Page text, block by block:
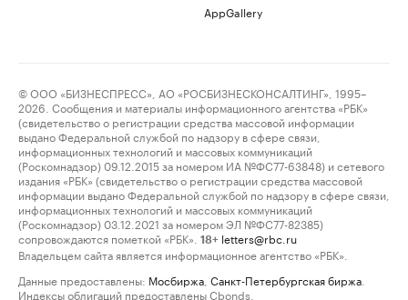
AppGallery
© ООО «БИЗНЕСПРЕСС», АО «РОСБИЗНЕСКОНСАЛТИНГ», 1995–
2026. Сообщения и материалы информационного агентства «РБК»
(свидетельство о регистрации средства массовой информации
выдано Федеральной службой по надзору в сфере связи,
информационных технологий и массовых коммуникаций
(Роскомнадзор) 09.12.2015 за номером ИА №ФС77-63848) и сетевого
издания «РБК» (свидетельство о регистрации средства массовой
информации выдано Федеральной службой по надзору в сфере связи,
информационных технологий и массовых коммуникаций
(Роскомнадзор) 03.12.2021 за номером ЭЛ №ФС77-82385)
сопровождаются пометкой «РБК».
18+ letters@rbc.ru
Владельцем сайта является информационное агентство «РБК».
Данные предоставлены: Мосбиржа Санкт-Петербургская биржа
Индексы облигаций предоставлены Cbonds.